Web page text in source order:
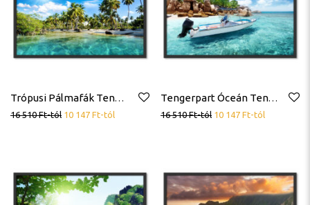
Trópusi Pálmafák Tengerpart Poszter
16 510Ft-tól 10 147 Ft-tól
Tengerpart Óceán Tenger Csónak Trópus Poszter
16 510Ft-tól 10 147 Ft-tól